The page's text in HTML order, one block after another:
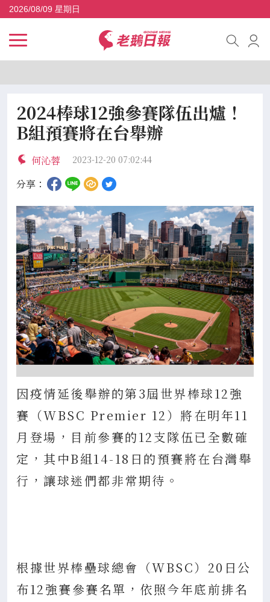
2026/08/09 星期日
2024棒球12強參賽隊伍出爐！
B組預賽將在台舉辦
何沁蓉 2023-12-20 07:02:44
分享：
因疫情延後舉辦的第3屆世界棒球12強
賽（WBSC Premier 12）將在明年11
月登場，目前參賽的12支隊伍已全數確
定，其中B組14-18日的預賽將在台灣舉
行，讓球迷們都非常期待。
根據世界棒壘球總會（WBSC）20日公
布12強賽參賽名單，依照今年底前排名